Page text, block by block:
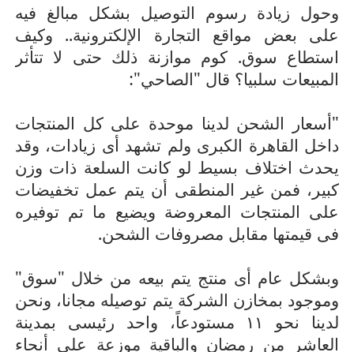
وحول زيادة رسوم التوصيل بشكل مبالغ فيه
على بعض مواقع التجارة الإلكترونية.. وكيف
استطاع سوق. كوم موازنة ذلك حتى لا تتأثر
المبيعات سلبيا؟ قال "الصاحي":
"أسعار الشحن لدينا موحدة على كل المنتجات
داخل القاهرة الكبرى ولم تشهد أى زيادات، وقد
يحدث اختلاف بسيط لو كانت السلعة ذات وزن
كبير، فمن غير المنطقى أن يتم عمل تخفيضات
على المنتجات المعروضة ويضيع ما تم توفيره
فى قيمتها مقابل مصروفات الشحن.
وبشكل عام أى منتج يتم بيعه من خلال "سوق"
وموجود بمخازن الشركة يتم توصيله مجانا، ونحن
لدينا نحو ١١ مستودعاً، واحد رئيسى بمدينة
العاشر من رمضان والباقية موزعة على أنحاء